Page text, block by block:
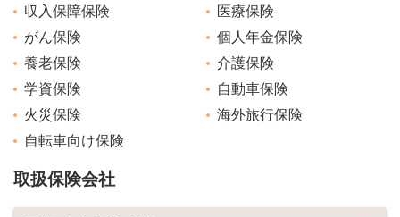
収入保障保険
医療保険
がん保険
個人年金保険
養老保険
介護保険
学資保険
自動車保険
火災保険
海外旅行保険
自転車向け保険
取扱保険会社